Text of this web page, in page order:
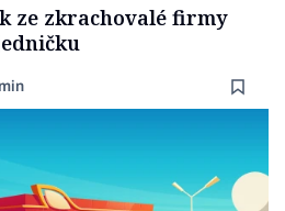
ze zkrachovalé firmy
min